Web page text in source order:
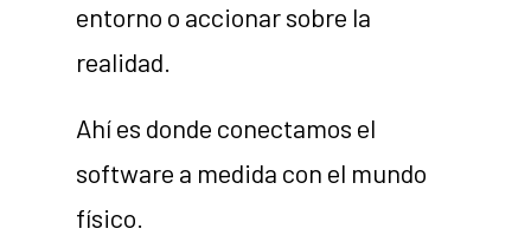
entorno o accionar sobre la
realidad.
Ahí es donde conectamos el
software a medida con el mundo
físico.